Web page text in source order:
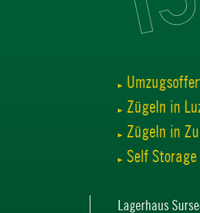
Zügeln in
Zügeln in
Self Storage
Lagerhaus